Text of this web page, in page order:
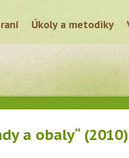
Úkoly a metodiky
a obaly“ (2010)